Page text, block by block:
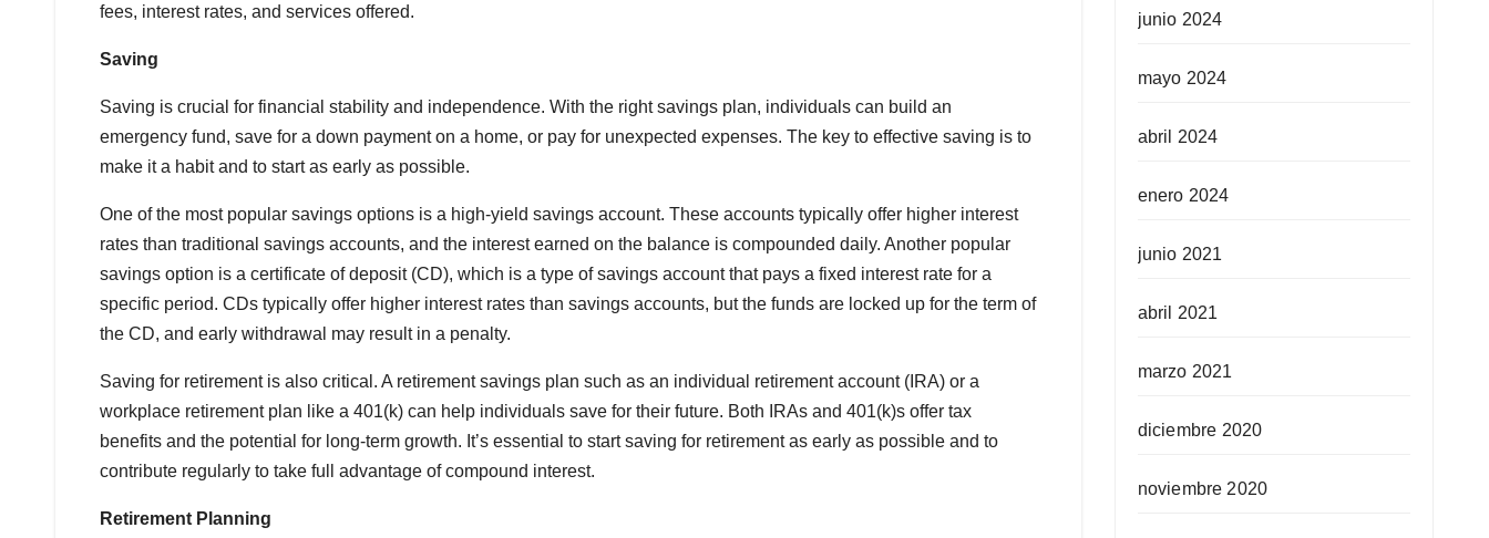
fees, interest rates, and services offered.
Saving
Saving is crucial for financial stability and independence. With the right savings plan, individuals can build an
emergency fund, save for a down payment on a home, or pay for unexpected expenses. The key to effective saving is to
make it a habit and to start as early as possible.
One of the most popular savings options is a high-yield savings account. These accounts typically offer higher interest
rates than traditional savings accounts, and the interest earned on the balance is compounded daily. Another popular
savings option is a certificate of deposit (CD), which is a type of savings account that pays a fixed interest rate for a
specific period. CDs typically offer higher interest rates than savings accounts, but the funds are locked up for the term of
the CD, and early withdrawal may result in a penalty.
Saving for retirement is also critical. A retirement savings plan such as an individual retirement account (IRA) or a
workplace retirement plan like a 401(k) can help individuals save for their future. Both IRAs and 401(k)s offer tax
benefits and the potential for long-term growth. It’s essential to start saving for retirement as early as possible and to
contribute regularly to take full advantage of compound interest.
Retirement Planning
junio 2024
mayo 2024
abril 2024
enero 2024
junio 2021
abril 2021
marzo 2021
diciembre 2020
noviembre 2020